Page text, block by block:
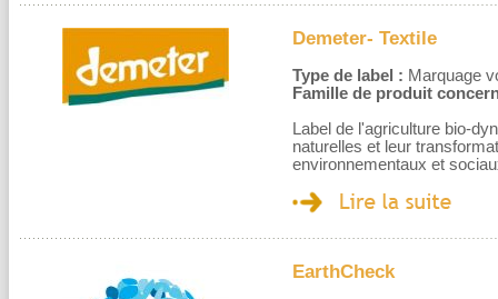
Demeter- Textile
Type de label : Marquage
Famille de produit
Label de l'agriculture bio-
naturelles et leur
environnementaux et
EarthCheck